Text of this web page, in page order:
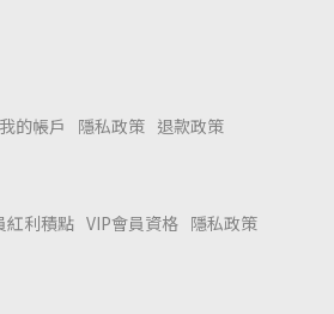
我的帳戶 隱私政策 退款政策
紅利積點 VIP會員資格 隱私政策